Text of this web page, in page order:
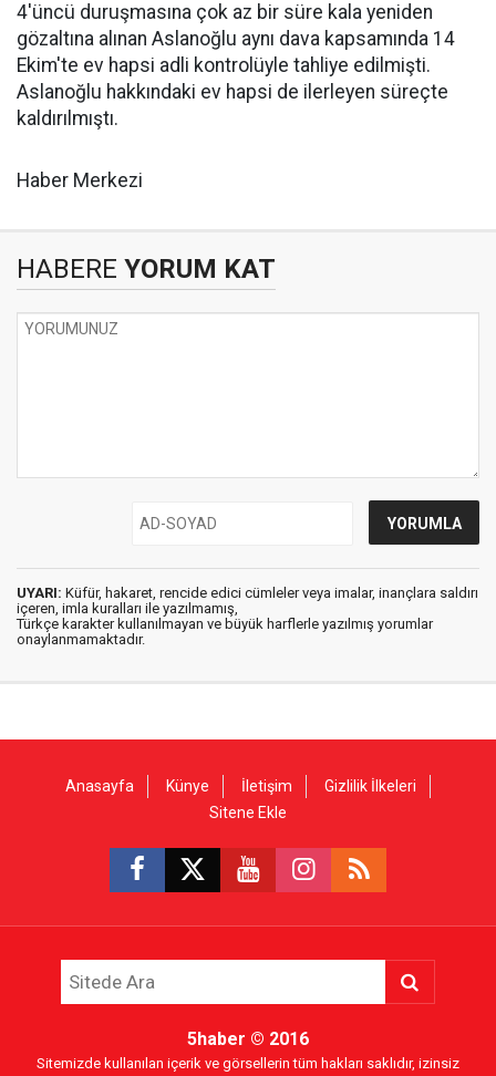
4'üncü duruşmasına çok az bir süre kala yeniden
gözaltına alınan Aslanoğlu aynı dava kapsamında 14
Ekim'te ev hapsi adli kontrolüyle tahliye edilmişti.
Aslanoğlu hakkındaki ev hapsi de ilerleyen süreçte
kaldırılmıştı.
Haber Merkezi
HABERE YORUM KAT
UYARI: Küfür, hakaret, rencide edici cümleler veya imalar, inançlara saldırı
içeren, imla kuralları ile yazılmamış,
Türkçe karakter kullanılmayan ve büyük harflerle yazılmış yorumlar
onaylanmamaktadır.
Anasayfa Künye İletişim
Gizlilik İlkeleri
Sitene Ekle
5haber © 2016
Sitemizde kullanılan içerik ve görsellerin tüm hakları saklıdır, izinsiz